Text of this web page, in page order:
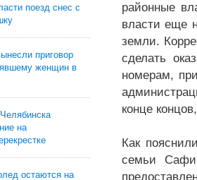
поезд снес с
приговор
женщин в
на
остаются на
районные
власти еще
земли.
сделать
номерам,
конце
Как
семьи